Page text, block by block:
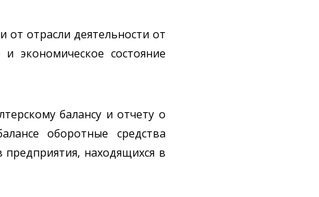
от отрасли деятельности от
экономическое состояние
балансу и отчету о
оборотные средства
предприятия, находящихся в